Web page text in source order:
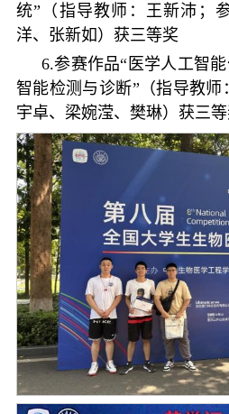
统”（指导教师：王新沛；
洋、张新如）获三等奖
6.参赛作品“医学人工智
智能检测与诊断”（指导教
宇卓、梁婉滢、樊琳）获三